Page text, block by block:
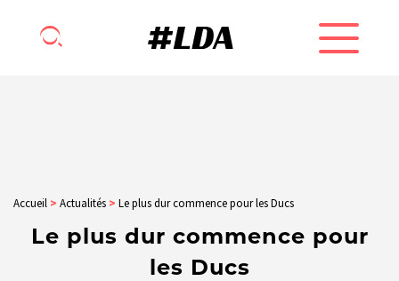
Accueil > Actualités > Le plus dur commence pour les Ducs
Le plus dur commence pour
les Ducs